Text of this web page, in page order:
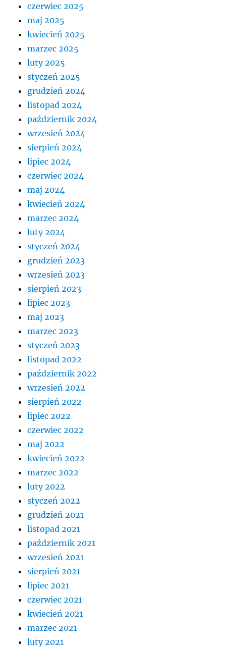
czerwiec 2025
maj 2025
kwiecień 2025
marzec 2025
luty 2025
styczeń 2025
grudzień 2024
listopad 2024
październik 2024
wrzesień 2024
sierpień 2024
lipiec 2024
czerwiec 2024
maj 2024
kwiecień 2024
marzec 2024
luty 2024
styczeń 2024
grudzień 2023
wrzesień 2023
sierpień 2023
lipiec 2023
maj 2023
marzec 2023
styczeń 2023
listopad 2022
październik 2022
wrzesień 2022
sierpień 2022
lipiec 2022
czerwiec 2022
maj 2022
kwiecień 2022
marzec 2022
luty 2022
styczeń 2022
grudzień 2021
listopad 2021
październik 2021
wrzesień 2021
sierpień 2021
lipiec 2021
czerwiec 2021
kwiecień 2021
marzec 2021
luty 2021